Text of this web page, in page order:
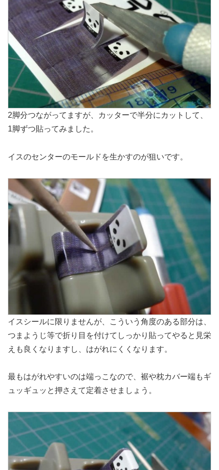
2脚分つながってますが、カッターで半分にカットして、
1脚ずつ貼ってみました。
イスのセンターのモールドを生かすのが狙いです。
イスシールに限りませんが、こういう角度のある部分は、
つまようじ等で折り目を付けてしっかり貼ってやると見栄
えも良くなりますし、はがれにくくなります。
最もはがれやすいのは端っこなので、裾や枕カバー端もギ
ュッギュッと押さえて定着させましょう。